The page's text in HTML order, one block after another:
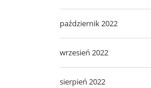
październik 2022
wrzesień 2022
sierpień 2022